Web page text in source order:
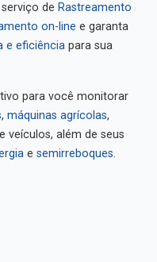
de Rastreamento
on-line e garanta
e eficiência para sua
para você monitorar
, máquinas agrícolas,
veículos, além de seus
e semirreboques.